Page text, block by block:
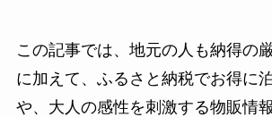
この記事では、地元の人も納得の
に加えて、ふるさと納税でお得に
や、大人の感性を刺激する物販情